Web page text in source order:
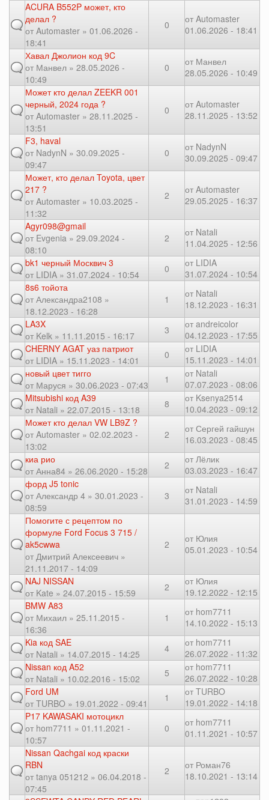
ACURA B552P может, кто
делал ?
от Automaster » 01.06.2026 -
18:41
0 от Automaster
01.06.2026 - 18:41
Хавал Джолион код 9C
от Манвел » 28.05.2026 -
10:49
0 от Манвел
28.05.2026 - 10:49
Может кто делал ZEEKR 001
черный, 2024 года ?
от Automaster » 28.11.2025 -
13:51
0 от Automaster
28.11.2025 - 13:52
F3, haval
от NadynN » 30.09.2025 -
09:47
0 от NadynN
30.09.2025 - 09:47
Может, кто делал Toyota, цвет
217 ?
от Automaster » 10.03.2025 -
11:32
2 от Automaster
29.05.2025 - 16:37
Agyr098@gmail
от Evgenia » 29.09.2024 -
08:10
2 от Natali
11.04.2025 - 12:56
bk1 черный Москвич 3
от LIDIA » 31.07.2024 - 10:54 0 от LIDIA
31.07.2024 - 10:54
8s6 тойота
от Александра2108 »
18.12.2023 - 16:28
1 от Natali
18.12.2023 - 16:31
LA3X
от Kelk » 11.11.2015 - 16:17 3 от andreicolor
04.12.2023 - 17:55
CHERNY AGAT уаз патриот
от LIDIA » 15.11.2023 - 14:01 0 от LIDIA
15.11.2023 - 14:01
новый цвет тигго
от Маруся » 30.06.2023 - 07:43 1 от Natali
07.07.2023 - 08:06
Mitsubishi код A39
от Natali » 22.07.2015 - 13:18 8 от Ksenya2514
10.04.2023 - 09:12
Может кто делал VW LB9Z ?
от Automaster » 02.02.2023 -
13:02
2 от Сергей гайшун
16.03.2023 - 08:45
киа рио
от Анна84 » 26.06.2020 - 15:28 2 от Лёлик
03.03.2023 - 16:47
форд J5 tonic
от Александр 4 » 30.01.2023 -
08:59
3 от Natali
31.01.2023 - 14:59
Помогите с рецептом по
формуле Ford Focus 3 715 /
ak5cwwa
от Дмитрий Алексеевич »
21.11.2017 - 14:09
2 от Юлия
05.01.2023 - 10:54
NAJ NISSAN
от Kate » 24.07.2015 - 15:59 2 от Юлия
19.12.2022 - 12:15
BMW A83
от Михаил » 25.11.2015 -
16:36
1 от hom7711
14.10.2022 - 15:13
Kia код SAE
от Natali » 14.07.2015 - 14:25 4 от hom7711
26.07.2022 - 11:32
Nissan код A52
от Natali » 10.02.2016 - 15:02 5 от hom7711
26.07.2022 - 10:28
Ford UM
от TURBO » 19.01.2022 - 09:41 1 от TURBO
19.01.2022 - 14:18
P17 KAWASAKI мотоцикл
от hom7711 » 01.11.2021 -
10:57
0 от hom7711
01.11.2021 - 10:57
Nissan Qachgai код краски
RBN
от tanya 051212 » 06.04.2018 -
07:45
2 от Роман76
18.10.2021 - 13:14